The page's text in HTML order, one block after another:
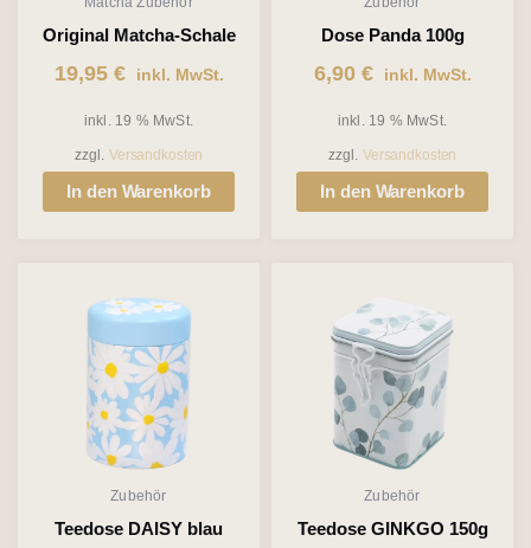
Original Matcha-Schale
19,95 € inkl. MwSt.
inkl. 19 % MwSt.
zzgl. Versandkosten
In den Warenkorb
Dose Panda 100g
6,90 € inkl. MwSt.
inkl. 19 % MwSt.
zzgl. Versandkosten
In den Warenkorb
Zubehör
Teedose DAISY blau
Zubehör
Teedose GINKGO 150g